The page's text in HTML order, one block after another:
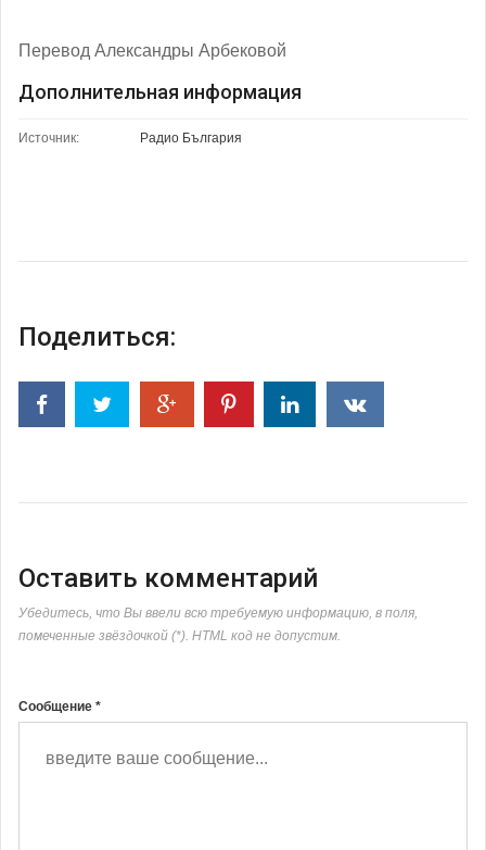
Перевод Александры Арбековой
Дополнительная информация
Источник: Радио България
Поделиться:
Оставить комментарий
Убедитесь, что Вы ввели всю требуемую информацию, в поля,
помеченные звёздочкой (*). HTML код не допустим.
Сообщение *